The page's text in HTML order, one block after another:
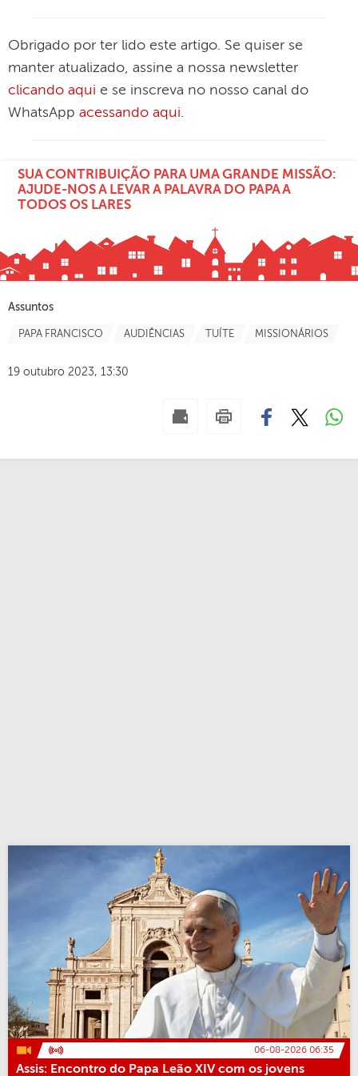
Obrigado por ter lido este artigo. Se quiser se
manter atualizado, assine a nossa newsletter
clicando aqui e se inscreva no nosso canal do
WhatsApp acessando aqui.
SUA CONTRIBUIÇÃO PARA UMA GRANDE MISSÃO:
AJUDE-NOS A LEVAR A PALAVRA DO PAPA A
TODOS OS LARES
Assuntos
PAPA FRANCISCO AUDIÊNCIAS TUÍTE MISSIONÁRIOS
19 outubro 2023, 13:30
06-08-2026 06:35
Assis: Encontro do Papa Leão XIV com os jovens